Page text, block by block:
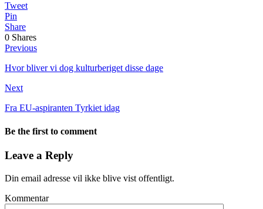
Tweet
Pin
Share
0 Shares
Previous
Hvor bliver vi dog kulturberiget disse dage
Next
Fra EU-aspiranten Tyrkiet idag
Be the first to comment
Leave a Reply
Din email adresse vil ikke blive vist offentligt.
Kommentar